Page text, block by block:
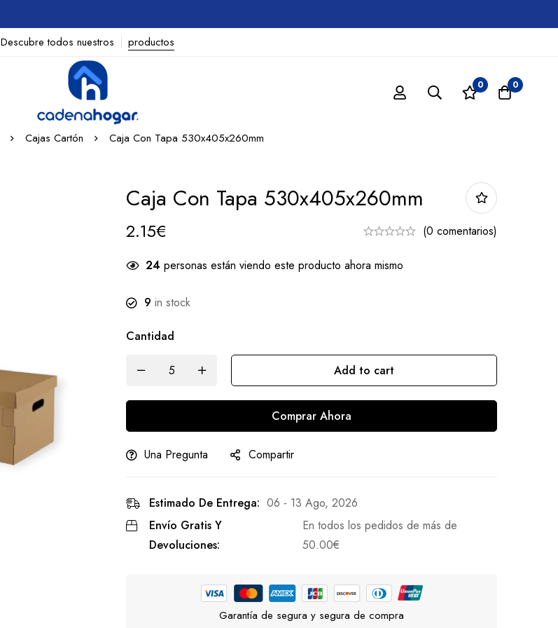
Descubre todos nuestros productos
0 0
Cajas Cartón Caja Con Tapa 530x405x260mm
Caja Con Tapa 530x405x260mm
2.15€ (0 comentarios)
24 personas están viendo este producto ahora mismo
9 in stock
Cantidad
Add to cart
Comprar Ahora
Una Pregunta Compartir
Estimado De Entrega: 06 - 13 Ago, 2026
Envío Gratis Y
Devoluciones:
En todos los pedidos de más de
50.00€
Garantía de segura y segura de compra